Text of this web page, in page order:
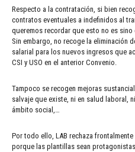
Respecto a la contratación, si bien
contratos eventuales a indefinidos al
queremos recordar que esto no es
Sin embargo, no recoge la eliminación
salarial para los nuevos ingresos que
CSI y USO en el anterior Convenio.
Tampoco se recogen mejoras
salvaje que existe, ni en salud laboral,
ámbito social,…
Por todo ello, LAB rechaza
porque las plantillas sean